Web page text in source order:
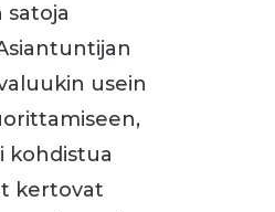
satoja
usein
kohdistua
kertovat